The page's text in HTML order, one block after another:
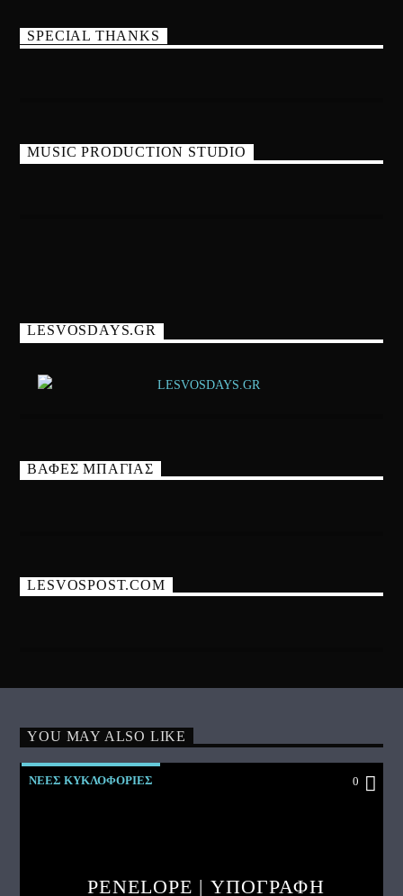
SPECIAL THANKS
MUSIC PRODUCTION STUDIO
LESVOSDAYS.GR
ΒΑΦΕΣ ΜΠΑΓΙΑΣ
LESVOSPOST.COM
YOU MAY ALSO LIKE
ΝΕΕΣ ΚΥΚΛΟΦΟΡΙΕΣ 0
PENELOPE | ΥΠΟΓΡΑΦΗ